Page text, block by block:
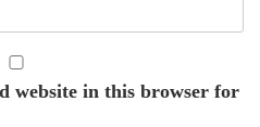
website in this browser for